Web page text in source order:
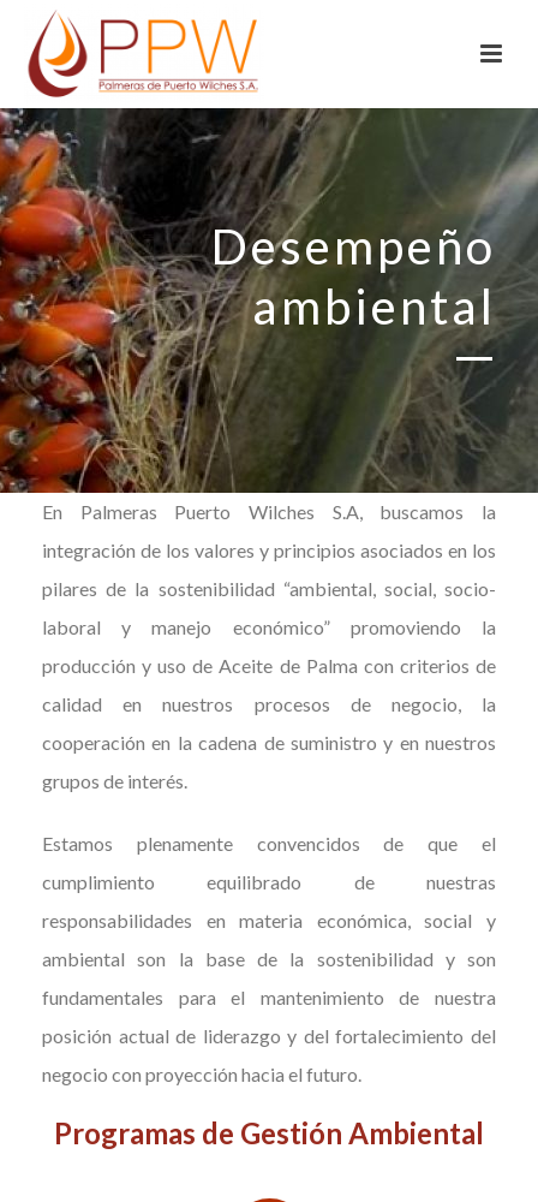
Desempeño
ambiental
En Palmeras Puerto Wilches S.A, buscamos la
integración de los valores y principios asociados en los
pilares de la sostenibilidad “ambiental, social, socio-
laboral y manejo económico” promoviendo la
producción y uso de Aceite de Palma con criterios de
calidad en nuestros procesos de negocio, la
cooperación en la cadena de suministro y en nuestros
grupos de interés.
Estamos plenamente convencidos de que el
cumplimiento equilibrado de nuestras
responsabilidades en materia económica, social y
ambiental son la base de la sostenibilidad y son
fundamentales para el mantenimiento de nuestra
posición actual de liderazgo y del fortalecimiento del
negocio con proyección hacia el futuro.
Programas de Gestión Ambiental